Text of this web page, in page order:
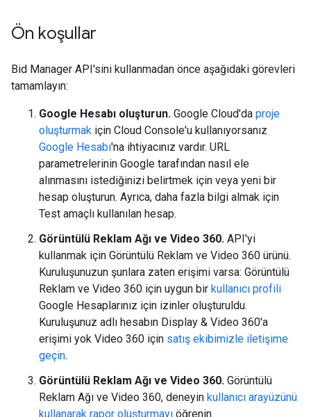
Ön koşullar
Bid Manager API'sini kullanmadan önce aşağıdaki görevleri
tamamlayın:
Google Hesabı oluşturun. Google Cloud'da proje
oluşturmak için Cloud Console'u kullanıyorsanız
Google Hesabı'na ihtiyacınız vardır. URL
parametrelerinin Google tarafından nasıl ele
alınmasını istediğinizi belirtmek için veya yeni bir
hesap oluşturun. Ayrıca, daha fazla bilgi almak için
Test amaçlı kullanılan hesap.
Görüntülü Reklam Ağı ve Video 360. API'yi
kullanmak için Görüntülü Reklam ve Video 360 ürünü.
Kuruluşunuzun şunlara zaten erişimi varsa: Görüntülü
Reklam ve Video 360 için uygun bir kullanıcı profili
Google Hesaplarınız için izinler oluşturuldu.
Kuruluşunuz adlı hesabın Display & Video 360'a
erişimi yok Video 360 için satış ekibimizle iletişime
geçin.
Görüntülü Reklam Ağı ve Video 360. Görüntülü
Reklam Ağı ve Video 360, deneyin kullanıcı arayüzünü
kullanarak rapor oluşturmayı öğrenin.